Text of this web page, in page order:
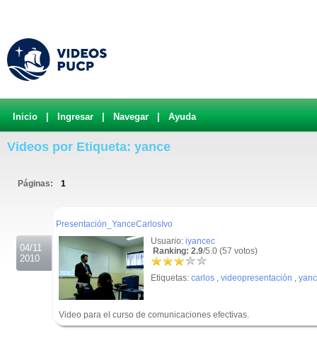
Inicio Ingresar Navegar Ayuda
Videos por Etiqueta: yance
Páginas: 1
04/11
2010
Presentación_YanceCarlosIvo
Usuario: iyancec
Ranking: 2.9/5.0 (57 votos)
Etiquetas: carlos , videopresentación ,
Video para el curso de comunicaciones efectivas.